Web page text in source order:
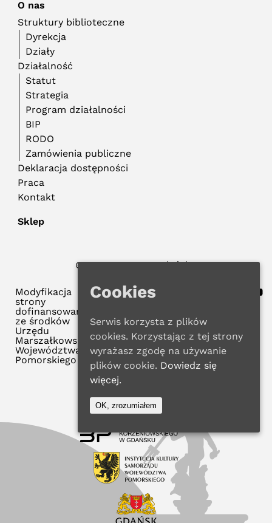
O nas
Struktury biblioteczne
Dyrekcja
Działy
Działalność
Statut
Strategia
Program działalności
BIP
RODO
Zamówienia publiczne
Deklaracja dostępności
Praca
Kontakt
Sklep
© 2025 WMBP w Gdańsku
Modyfikacja
strony
dofinansowana
ze środków
Urzędu
Marszałkowskiego
Województwa
Pomorskiego
Cookies
Serwis korzysta z plików
cookies. Korzystając z tej strony
wyrażasz zgodę na używanie
plików cookie. Dowiedz się
więcej.
OK, zrozumiałem